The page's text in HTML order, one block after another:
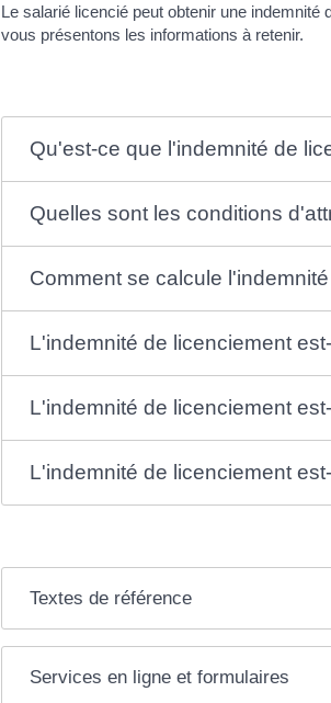
Le salarié licencié peut obtenir une
vous présentons les informations à retenir.
Qu'est-ce que l'indemnité de
Quelles sont les conditions
Comment se calcule
L'indemnité de licenciement
L'indemnité de licenciement
L'indemnité de licenciement
Textes de référence
Services en ligne et formulaires